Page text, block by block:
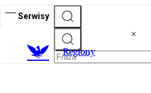
Serwisy
Regiony